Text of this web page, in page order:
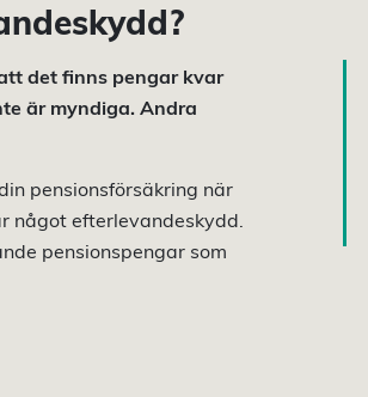
det finns pengar kvar
är myndiga. Andra
pensionsförsäkring när
något efterlevandeskydd.
pensionspengar som